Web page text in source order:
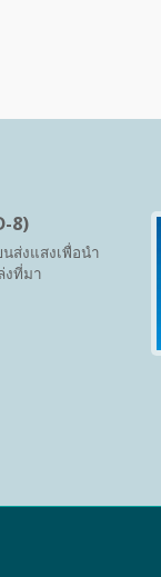
8)
ส่งแสงเพื่อนำ
งที่มา